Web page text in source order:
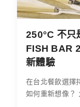
250°C 不只
FISH BAR
新體驗
在台北餐飲選擇
如何重新想像？